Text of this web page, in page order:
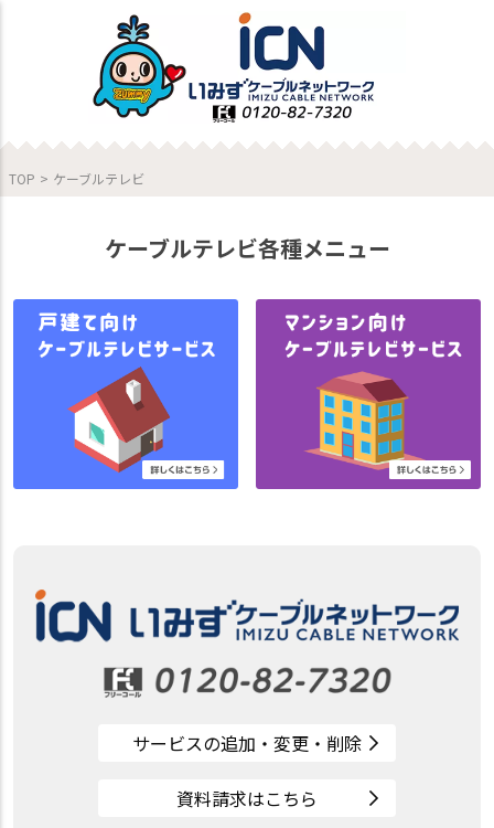
TOP > ケーブルテレビ
ケーブルテレビ各種メニュー
サービスの追加・変更・削除
資料請求はこちら